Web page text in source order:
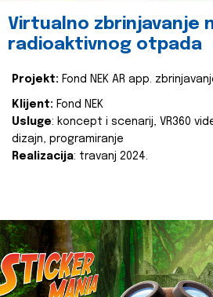
Virtualno zbrinjavanje
radioaktivnog otpada
Projekt: Fond NEK AR app.
Klijent: Fond NEK
Usluge: koncept i scenarij, VR360
dizajn, programiranje
Realizacija: travanj 2024.